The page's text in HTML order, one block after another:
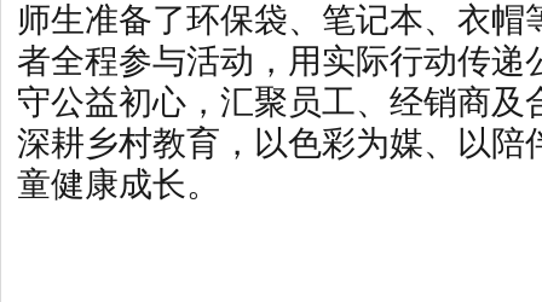
师生准备了环保袋、笔记本、衣帽
者全程参与活动，用实际行动传递
守公益初心，汇聚员工、经销商及
深耕乡村教育，以色彩为媒、以陪
童健康成长。